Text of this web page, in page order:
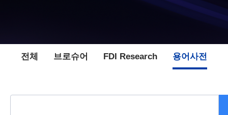
전체 브로슈어 FDI Research 용어사전